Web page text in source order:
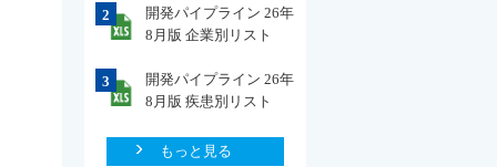
2
開発パイプライン 26年
8月版 企業別リスト
3
開発パイプライン 26年
8月版 疾患別リスト
もっと見る